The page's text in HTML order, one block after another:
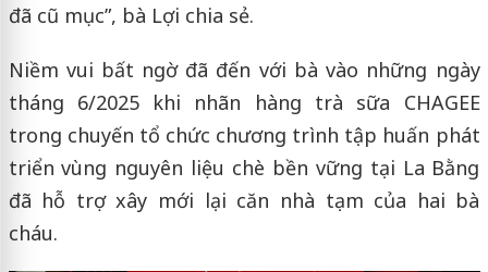
đã cũ mục”, bà Lợi chia sẻ.
Niềm vui bất ngờ đã đến với bà vào những ngày
tháng 6/2025 khi nhãn hàng trà sữa CHAGEE
trong chuyến tổ chức chương trình tập huấn phát
triển vùng nguyên liệu chè bền vững tại La Bằng
đã hỗ trợ xây mới lại căn nhà tạm của hai bà
cháu.